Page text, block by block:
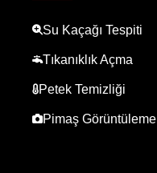
Su Kaçağı Tespiti
Tıkanıklık Açma
Petek Temizliği
Pimaş Görüntüleme